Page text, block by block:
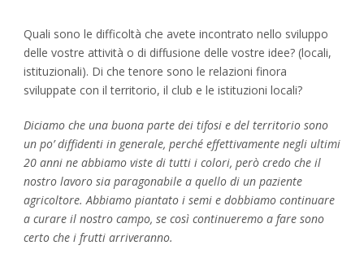
Quali sono le difficoltà che avete incontrato nello sviluppo
delle vostre attività o di diffusione delle vostre idee? (locali,
istituzionali). Di che tenore sono le relazioni finora
sviluppate con il territorio, il club e le istituzioni locali?
Diciamo che una buona parte dei tifosi e del territorio sono
un po’ diffidenti in generale, perché effettivamente negli ultimi
20 anni ne abbiamo viste di tutti i colori, però credo che il
nostro lavoro sia paragonabile a quello di un paziente
agricoltore. Abbiamo piantato i semi e dobbiamo continuare
a curare il nostro campo, se così continueremo a fare sono
certo che i frutti arriveranno.